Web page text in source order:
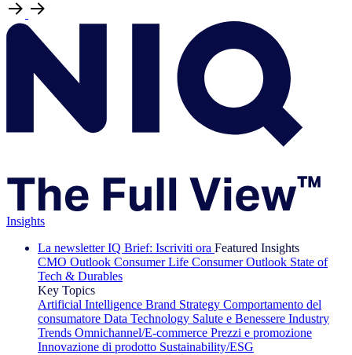
Insights
La newsletter IQ Brief: Iscriviti ora Featured Insights
CMO Outlook Consumer Life Consumer Outlook State of
Tech & Durables
Key Topics
Artificial Intelligence Brand Strategy Comportamento del
consumatore Data Technology Salute e Benessere Industry
Trends Omnichannel/E-commerce Prezzi e promozione
Innovazione di prodotto Sustainability/ESG